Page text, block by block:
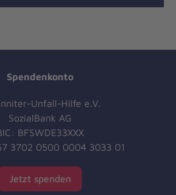
Spendenkonto
Unfall-Hilfe e.V.
SozialBank AG
BFSWDE33XXX
3702 0500 0004 3033 01
Jetzt spenden